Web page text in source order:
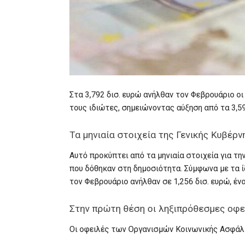
Στα 3,792 δισ. ευρώ ανήλθαν τον Φεβρουάριο
τους ιδιώτες, σημειώνοντας αύξηση από τα
Τα μηνιαία στοιχεία της Γενικής
Αυτό προκύπτει από τα μηνιαία στοιχεία για
που δόθηκαν στη δημοσιότητα. Σύμφωνα με τα
τον Φεβρουάριο ανήλθαν σε 1,256 δισ. ευρώ,
Στην πρώτη θέση οι ληξιπρόθεσμες
Οι οφειλές των Οργανισμών Κοινωνικής